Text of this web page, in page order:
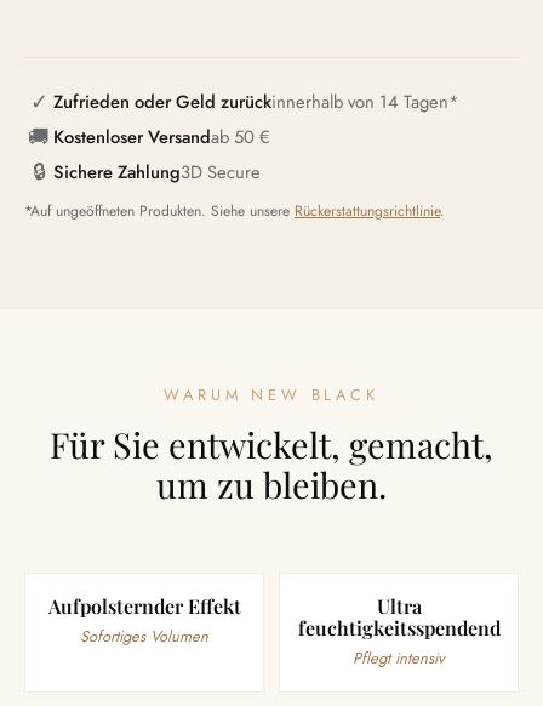
✓ Zufrieden oder Geld zurückinnerhalb von 14 Tagen*
🚚 Kostenloser Versandab 50 €
🔒 Sichere Zahlung3D Secure
*Auf ungeöffneten Produkten. Siehe unsere Rückerstattungsrichtlinie.
WARUM NEW BLACK
Für Sie entwickelt, gemacht,
um zu bleiben.
Aufpolsternder Effekt
Sofortiges Volumen
Ultra
feuchtigkeitsspendend
Pflegt intensiv